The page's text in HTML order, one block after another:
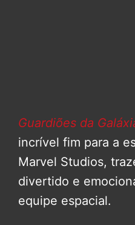
Guardiões da
incrível fim para a
Marvel Studios,
divertido e
equipe espacial.